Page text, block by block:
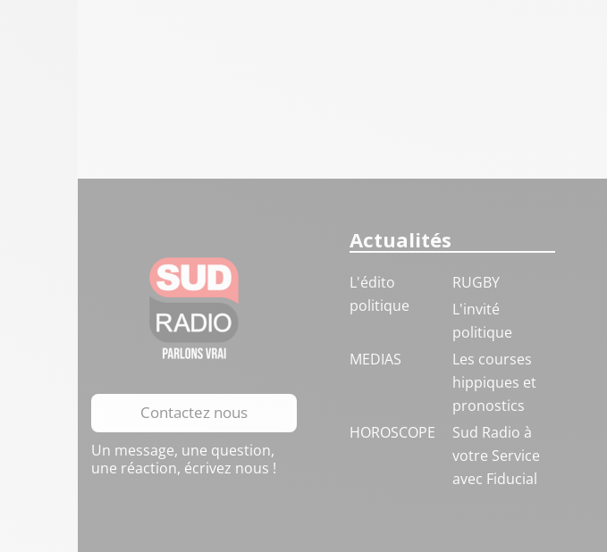
Contactez nous
Un message, une question,
une réaction, écrivez nous !
Actualités
L'édito
politique
RUGBY
L'invité
politique
MEDIAS
Les courses
hippiques et
pronostics
HOROSCOPE
Sud Radio à
votre Service
avec Fiducial